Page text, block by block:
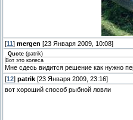
[11 ] mergen [23 Января 2009, 10:08]
Quote (patrik)
Вот это колеса
Мне сдесь видится решение как нужно
[12] patrik [23 Января 2009, 23:16]
вот хороший способ рыбной ловли